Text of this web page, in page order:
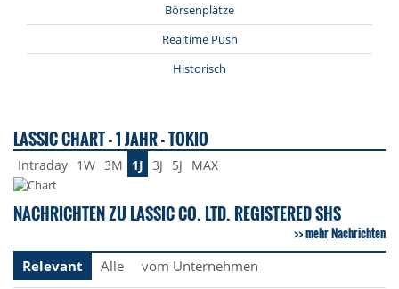
Börsenplätze
Realtime Push
Historisch
LASSIC CHART - 1 JAHR - TOKIO
Intraday 1W 3M 1J 3J 5J MAX
NACHRICHTEN ZU LASSIC CO. LTD. REGISTERED SHS
mehr Nachrichten
Relevant
Alle vom Unternehmen